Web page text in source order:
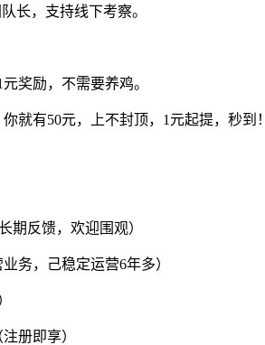
长，支持线下考察。
奖励，不需要养鸡。
就有50元，上不封顶，1元起提，秒到！
期反馈，欢迎围观）
务，己稳定运营6年多）
册即享）